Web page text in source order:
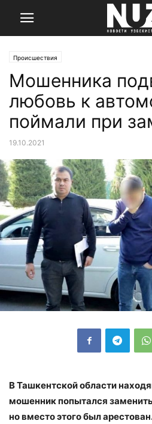
Происшествия
Мошенника
любовь к
поймали при
19.10.2021
В Ташкентской области
мошенник попытался
но вместо этого был